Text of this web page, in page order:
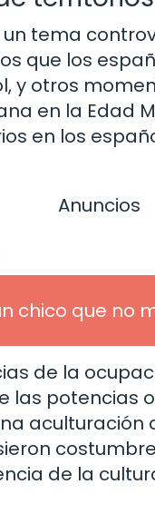
tema
que los
y otros
en la Edad
en los
Anuncios
chico que no
de la
las potencias
de la